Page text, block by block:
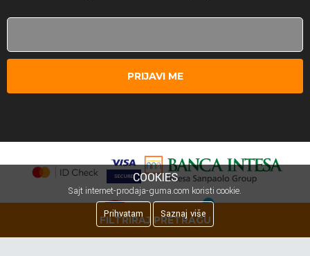
FILTRIRAJ PRETRAGU
PRIJAVI ME
COOKIES
Sajt internet-prodaja-guma.com koristi cookie.
Prihvatam
Saznaj više